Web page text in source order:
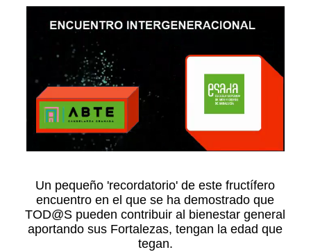
Un pequeño 'recordatorio' de este fructífero
encuentro en el que se ha demostrado que
TOD@S pueden contribuir al bienestar general
aportando sus Fortalezas, tengan la edad que
tegan.